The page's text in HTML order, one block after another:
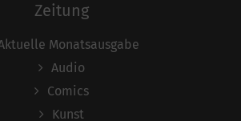
Zeitung
Monatsausgabe
Audio
Comics
Kunst